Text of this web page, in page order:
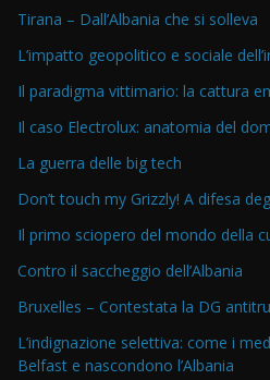
Tirana – Dall’Albania che si solleva
L’impatto geopolitico e sociale
Il paradigma vittimario: la cattura
Il caso Electrolux: anatomia del
La guerra delle big tech
Don’t touch my Grizzly! A difesa
Il primo sciopero del mondo della
Contro il saccheggio dell’Albania
Bruxelles – Contestata la DG
L’indignazione selettiva: come i
Belfast e nascondono l’Albania